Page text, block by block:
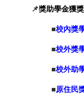
📌獎助學金獲
■校內獎
■校外獎
■校外助
■原住民